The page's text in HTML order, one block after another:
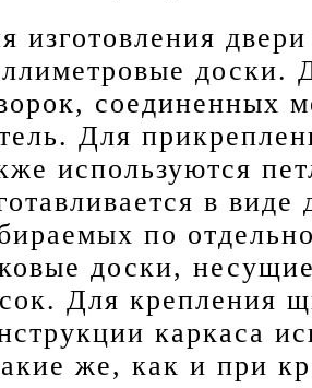
изготовления
доски.
соединенных
Для
используются
в
по
доски,
Для крепления
каркаса
же, как и при